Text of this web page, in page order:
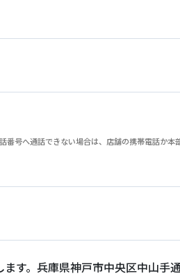
番号へ通話できない場合は、店舗の携帯電話
す。兵庫県神戸市中央区中山手